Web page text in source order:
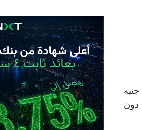
المال السوقي إلى 3.75 تريليون جنيه
53 شركة، فيما استقرت أسعار 21 سهمًا دون